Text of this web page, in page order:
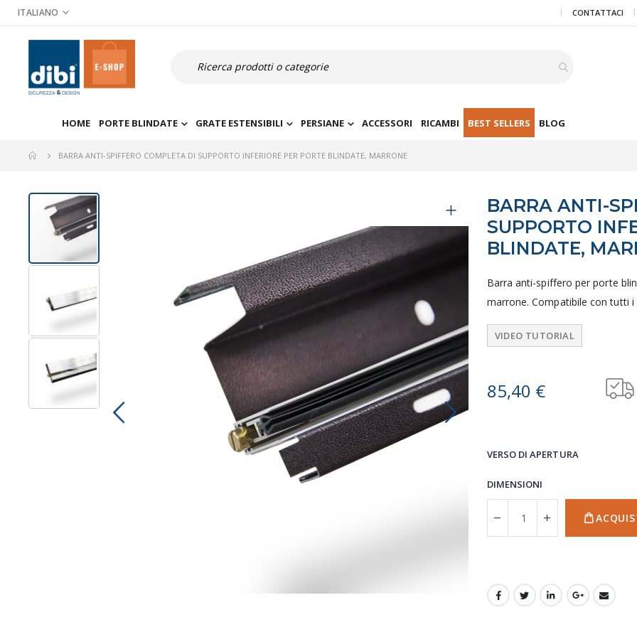
Salta
al
ITALIANO CONTATTACI
HOME PORTE BLINDATE GRATE ESTENSIBILI PERSIANE ACCESSORI RICAMBI BEST SELLERS BLOG
BARRA ANTI-SPIFFERO COMPLETA DI SUPPORTO INFERIORE PER PORTE BLINDATE, MARRONE
immagini
BARRA ANTI-
SUPPORTO
BLINDATE,
Barra anti-spiffero per porte
marrone. Compatibile con tutti
VIDEO TUTORIAL
85,40 €
VERSO DI APERTURA
DIMENSIONI